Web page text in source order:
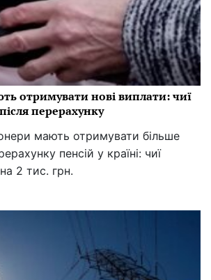
отримувати нові виплати: чиї
перерахунку
мають отримувати більше
пенсій у країні: чиї
2 тис. грн.